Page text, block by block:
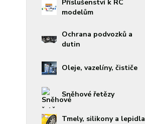
Příslušenství k RC
modelům
Ochrana podvozků a
dutin
Oleje, vazelíny, čističe
Sněhové řetězy
Tmely, silikony a lepidla